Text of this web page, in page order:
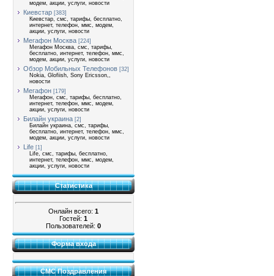
модем, акции, услуги, новости
Киевстар [383]
Киевстар, смс, тарифы, бесплатно,
интернет, телефон, ммс, модем,
акции, услуги, новости
Мегафон Москва [224]
Мегафон Москва, смс, тарифы,
бесплатно, интернет, телефон, ммс,
модем, акции, услуги, новости
Обзор Мобильных Телефонов [32]
Nokia, Glofiish, Sony Ericsson,,
новости
Мегафон [179]
Мегафон, смс, тарифы, бесплатно,
интернет, телефон, ммс, модем,
акции, услуги, новости
Билайн украина [2]
Билайн украина, смс, тарифы,
бесплатно, интернет, телефон, ммс,
модем, акции, услуги, новости
Life [1]
Life, смс, тарифы, бесплатно,
интернет, телефон, ммс, модем,
акции, услуги, новости
Статистика
Онлайн всего: 1
Гостей: 1
Пользователей: 0
Форма входа
СМС Поздравления